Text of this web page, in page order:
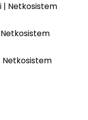
| Netkosistem
Netkosistem